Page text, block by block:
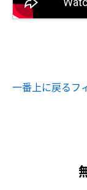
一番上に戻るフ